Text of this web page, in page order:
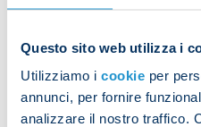
Questo sito web utilizza i
Utilizziamo i cookie per
annunci, per fornire
analizzare il nostro traffico.
The team kicked things